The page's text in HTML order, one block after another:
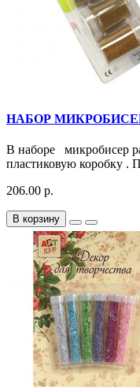
НАБОР
В наборе микробисер
пластиковую коробку .
206.00 р.
В корзину